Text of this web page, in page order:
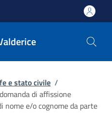
e stato civile /
di affissione
nome e/o cognome da parte